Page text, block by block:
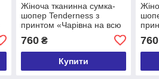
Жіноча тканинна сумка-
шопер Tenderness з
принтом «Чарівна на всю
760₴
Купити
760